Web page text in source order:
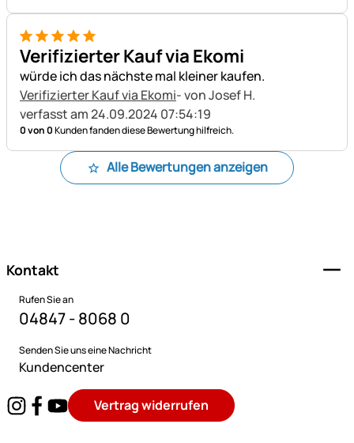
5 von 5
Verifizierter Kauf via Ekomi
würde ich das nächste mal kleiner kaufen.
Verifizierter Kauf via Ekomi- von Josef H.
verfasst am 24.09.2024 07:54:19
0 von 0Kunden fanden diese Bewertung hilfreich.
Alle Bewertungen anzeigen
Kontakt
Rufen Sie an
04847 - 8068 0
Senden Sie uns eine Nachricht
Kundencenter
Vertrag widerrufen